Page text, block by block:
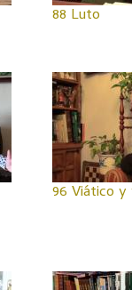
88 Luto
96 Viático